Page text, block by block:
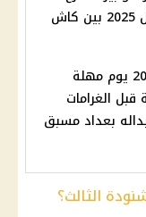
طريقة لصرف معاش أبريل 2025 بين كاش
فرصتك الأخيرة.. أقل من 20 يوم مهلة
قبل الغرامات
بعداد مسبق
الثالث؟